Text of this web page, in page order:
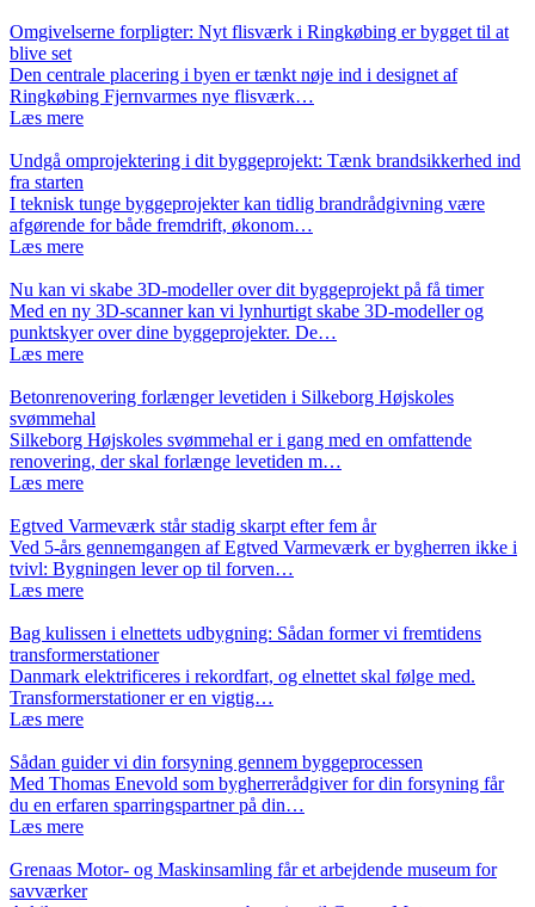
Omgivelserne forpligter: Nyt flisværk i Ringkøbing er bygget til at
blive set
Den centrale placering i byen er tænkt nøje ind i designet af
Ringkøbing Fjernvarmes nye flisværk…
Læs mere
Undgå omprojektering i dit byggeprojekt: Tænk brandsikkerhed ind
fra starten
I teknisk tunge byggeprojekter kan tidlig brandrådgivning være
afgørende for både fremdrift, økonom…
Læs mere
Nu kan vi skabe 3D-modeller over dit byggeprojekt på få timer
Med en ny 3D-scanner kan vi lynhurtigt skabe 3D-modeller og
punktskyer over dine byggeprojekter. De…
Læs mere
Betonrenovering forlænger levetiden i Silkeborg Højskoles
svømmehal
Silkeborg Højskoles svømmehal er i gang med en omfattende
renovering, der skal forlænge levetiden m…
Læs mere
Egtved Varmeværk står stadig skarpt efter fem år
Ved 5-års gennemgangen af Egtved Varmeværk er bygherren ikke i
tvivl: Bygningen lever op til forven…
Læs mere
Bag kulissen i elnettets udbygning: Sådan former vi fremtidens
transformerstationer
Danmark elektrificeres i rekordfart, og elnettet skal følge med.
Transformerstationer er en vigtig…
Læs mere
Sådan guider vi din forsyning gennem byggeprocessen
Med Thomas Enevold som bygherrerådgiver for din forsyning får
du en erfaren sparringspartner på din…
Læs mere
Grenaas Motor- og Maskinsamling får et arbejdende museum for
savværker